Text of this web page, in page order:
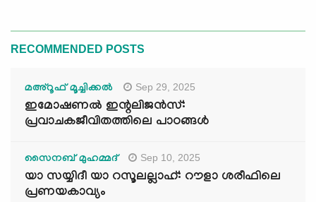
RECOMMENDED POSTS
മഅ്റൂഫ് മൂച്ചിക്കല്‍ Sep 29, 2025
ഇമോഷണൽ ഇന്റലിജൻസ്:
പ്രവാചകജീവിതത്തിലെ പാഠങ്ങൾ
സൈനബ് മുഹമ്മദ് Sep 10, 2025
യാ സയ്യിദീ യാ റസൂലല്ലാഹ്: റൗളാ ശരീഫിലെ
പ്രണയകാവ്യം